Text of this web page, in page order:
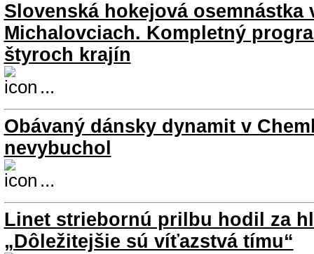
Slovenská hokejová osemnástka
Michalovciach. Kompletný
štyroch krajín
...
Obávaný dánsky dynamit v
nevybuchol
...
Linet striebornú prilbu hodil za
„Dôležitejšie sú víťazstvá tímu“